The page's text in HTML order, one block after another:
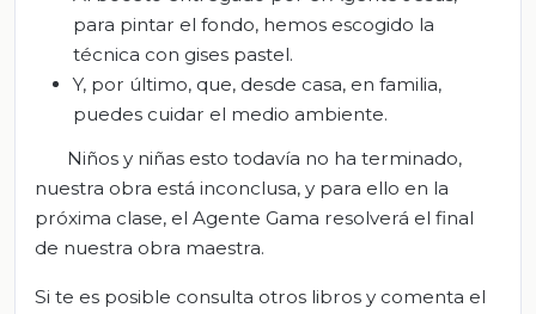
para pintar el fondo, hemos escogido la
técnica con gises pastel.
Y, por último, que, desde casa, en familia,
puedes cuidar el medio ambiente.
Niños y niñas esto todavía no ha terminado,
nuestra obra está inconclusa, y para ello en la
próxima clase, el Agente Gama resolverá el final
de nuestra obra maestra.
Si te es posible consulta otros libros y comenta el